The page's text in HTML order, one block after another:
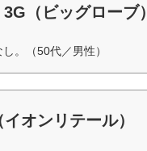
（ビッグローブ）
。（50代／男性）
オンリテール）